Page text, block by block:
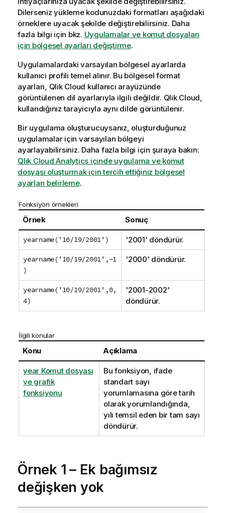
Dilerseniz yükleme kodunuzdaki formatları aşağıdaki
örneklere uyacak şekilde değiştirebilirsiniz. Daha
fazla bilgi için bkz. Uygulamalar ve komut dosyaları
için bölgesel ayarları değiştirme.
Uygulamalardaki varsayılan bölgesel ayarlarda
kullanıcı profili temel alınır. Bu bölgesel format
ayarları, Qlik Cloud kullanıcı arayüzünde
görüntülenen dil ayarlarıyla ilgili değildir. Qlik Cloud
kullandığınız tarayıcıyla aynı dilde görüntülenir.
Bir uygulama oluşturucuysanız, oluşturduğunuz
uygulamalar için varsayılan bölgeyi
ayarlayabilirsiniz. Daha fazla bilgi için şuraya bakın:
Qlik Cloud Analytics içinde uygulama ve komut
dosyası oluşturmak için tercih ettiğiniz bölgesel
ayarları belirleme.
Fonksiyon örnekleri
Örnek Sonuç
yearname('10/19/2001') '2001' döndürür.
yearname('10/19/2001',-1
)
'2000' döndürür.
yearname('10/19/2001',0,
4)
'2001-2002'
döndürür.
İlgili konular
Konu Açıklama
year Komut dosyası
ve grafik
fonksiyonu
Bu fonksiyon, ifade
standart sayı
yorumlamasına göre tarih
olarak yorumlandığında,
yılı temsil eden bir tam sayı
döndürür.
Örnek 1 – Ek bağımsız
değişken yok